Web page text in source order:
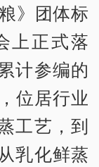
》团体标
上正式落
计参编的
位居行业
工艺，到
乳化鲜蒸